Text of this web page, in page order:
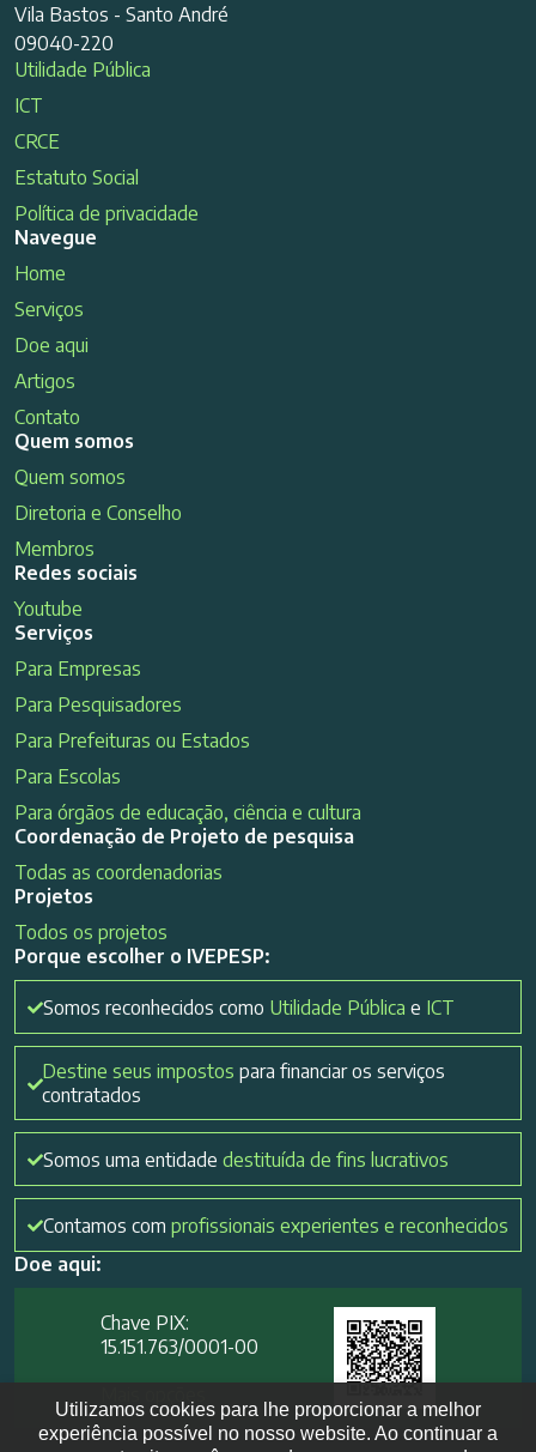
Vila Bastos - Santo André
09040-220
Utilidade Pública
ICT
CRCE
Estatuto Social
Política de privacidade
Navegue
Home
Serviços
Doe aqui
Artigos
Contato
Quem somos
Quem somos
Diretoria e Conselho
Membros
Redes sociais
Youtube
Serviços
Para Empresas
Para Pesquisadores
Para Prefeituras ou Estados
Para Escolas
Para órgãos de educação, ciência e cultura
Coordenação de Projeto de pesquisa
Todas as coordenadorias
Projetos
Todos os projetos
Porque escolher o IVEPESP:
Somos reconhecidos como Utilidade Pública e ICT
Destine seus impostos para financiar os serviços
contratados
Somos uma entidade destituída de fins lucrativos
Contamos com profissionais experientes e reconhecidos
Doe aqui:
Chave PIX:
15.151.763/0001-00​
Utilizamos cookies para lhe proporcionar a melhor
experiência possível no nosso website. Ao continuar a